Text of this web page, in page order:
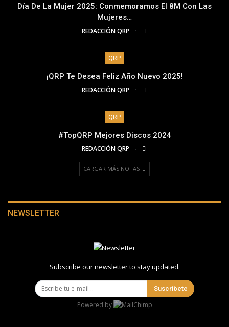
Día De La Mujer 2025: Conmemoramos El 8M Con Las
Mujeres…
REDACCIÓN QRP
QRP
¡QRP Te Desea Feliz Año Nuevo 2025!
REDACCIÓN QRP
QRP
#TopQRP Mejores Discos 2024
REDACCIÓN QRP
CARGAR MÁS NOTAS
NEWSLETTER
Subscribe our newsletter to stay updated.
Suscríbete
Powered by